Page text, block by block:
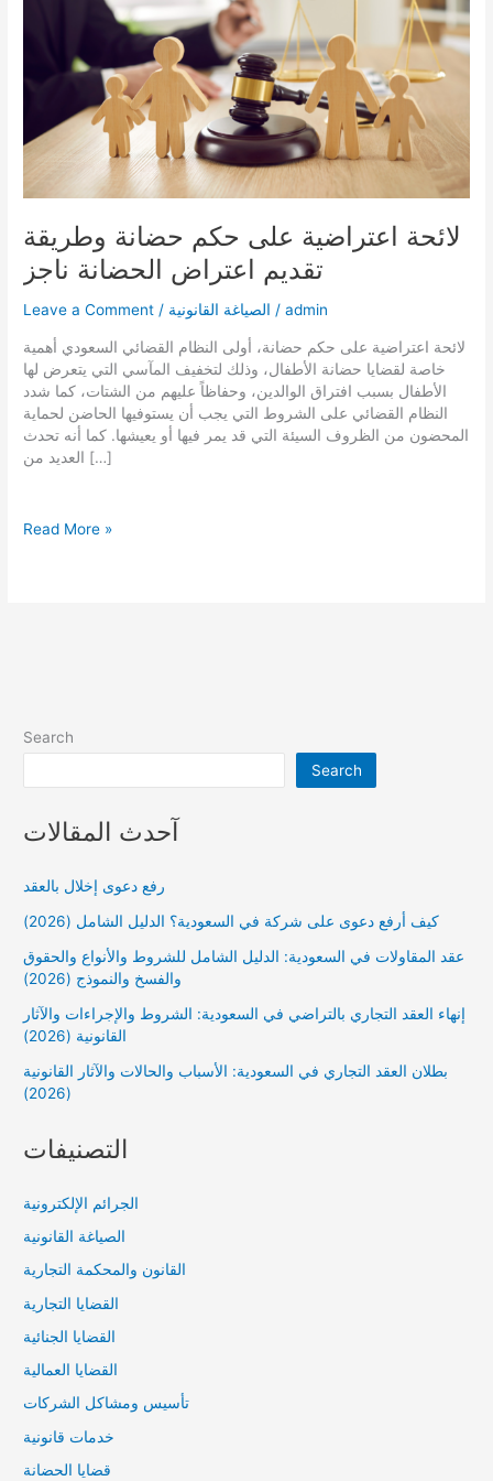
لائحة اعتراضية على حكم حضانة وطريقة
تقديم اعتراض الحضانة ناجز
Leave a Comment / الصياغة القانونية /admin
لائحة اعتراضية على حكم حضانة، أولى النظام القضائي السعودي أهمية
خاصة لقضايا حضانة الأطفال، وذلك لتخفيف المآسي التي يتعرض لها
الأطفال بسبب افتراق الوالدين، وحفاظاً عليهم من الشتات، كما شدد
النظام القضائي على الشروط التي يجب أن يستوفيها الحاضن لحماية
المحضون من الظروف السيئة التي قد يمر فيها أو يعيشها. كما أنه تحدث
العديد من […]
لائحة
Read More »
Search
Search
آحدث المقالات
رفع دعوى إخلال بالعقد
كيف أرفع دعوى على شركة في السعودية؟ الدليل الشامل (2026)
عقد المقاولات في السعودية: الدليل الشامل للشروط والأنواع والحقوق
والفسخ والنموذج (2026)
إنهاء العقد التجاري بالتراضي في السعودية: الشروط والإجراءات والآثار
القانونية (2026)
بطلان العقد التجاري في السعودية: الأسباب والحالات والآثار القانونية
(2026)
التصنيفات
الجرائم الإلكترونية
الصياغة القانونية
القانون والمحكمة التجارية
القضايا التجارية
القضايا الجنائية
القضايا العمالية
تأسيس ومشاكل الشركات
خدمات قانونية
قضايا الحضانة